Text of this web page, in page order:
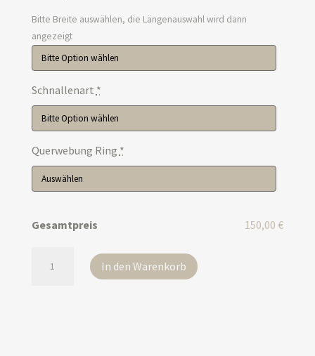
Bitte Breite auswählen, die Längenauswahl wird dann
angezeigt
Schnallenart *
Querwebung Ring *
Gesamtpreis 150,00 €
Baumwolle
In den Warenkorb